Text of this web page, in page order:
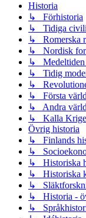
Historia
↳ Förhistoria
↳ Tidiga
↳ Romerska
↳ Nordisk
↳ Medeltiden
↳ Tidig
↳
↳ Första
↳ Andra
↳ Kalla
Övrig historia
↳ Finlands
↳
↳ Historiska
↳ Historiska
↳
↳ Historia -
↳